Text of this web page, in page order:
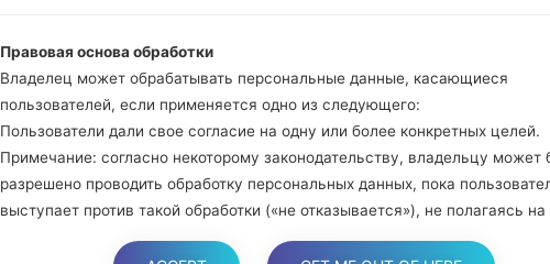
должна
появится на экране.
Укажите только
В конце нажмите
перезагрузится и
Правовая основа обработки
Владелец может обрабатывать персональные данные, касающиеся
пользователей, если применяется одно из следующего:
Пользователи дали свое согласие на одну или более конкретных целей.
Примечание: согласно некоторому законодательству, владельцу может
разрешено проводить обработку персональных данных, пока
выступает против такой обработки («не отказывается»), не полагаясь на
согласие или любое другое из следующих правовых оснований. Это,